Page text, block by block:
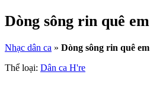
Dòng sông rin quê em
Nhạc dân ca » Dòng sông rin quê em
Thể loại: Dân ca H're